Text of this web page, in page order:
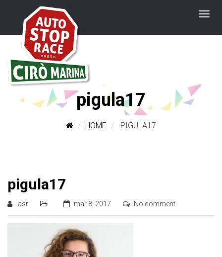
pigula17
HOME PIGULA17
pigula17
asr mar 8, 2017 No comment